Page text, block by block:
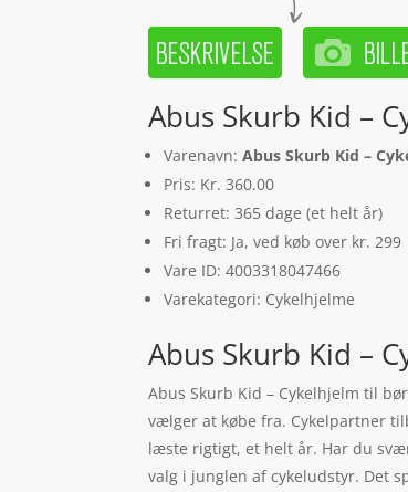
Abus Skurb Kid –
Varenavn:Abus Skurb Kid –
Pris: Kr. 360.00
Returret: 365 dage (et helt år)
Fri fragt: Ja, ved køb over kr. 299
Vare ID: 4003318047466
Varekategori: Cykelhjelme
Abus Skurb Kid –
Abus Skurb Kid – Cykelhjelm til
vælger at købe fra. Cykelpartner
læste rigtigt, et helt år. Har du
valg i junglen af cykeludstyr. Det